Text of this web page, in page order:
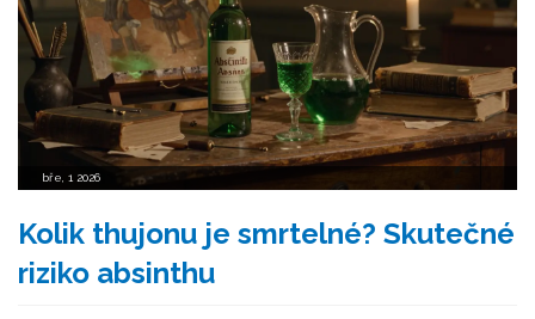
bře, 1 2026
Kolik thujonu je smrtelné? Skutečné
riziko absinthu